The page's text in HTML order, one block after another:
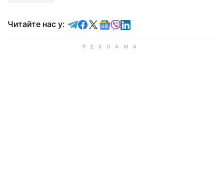
Читайте нас у: Читайте у Telegram
Читайте у Facebook
Читайте у X
Читайте у Google news
Читайте у Viber
Читайте у LinkedIn